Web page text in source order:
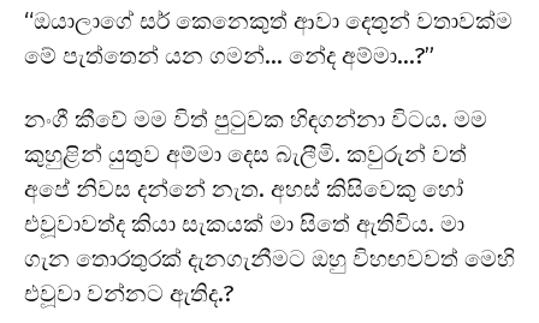
“ඔයාලාගේ සර් කෙනෙකුත් ආවා දෙතුන් වතාවක්ම
මේ පැත්තෙන් යන ගමන්… නේද අම්මා…?”
නංගී කීවේ මම විත් පුටුවක හිඳගන්නා විටය. මම
කුහුළින් යුතුව අම්මා දෙස බැලීමි. කවුරුන් වත්
අපේ නිවස දන්නේ නැත. අහස් කිසිවෙකු හෝ
එවූවාවත්ද කියා සැකයක් මා සිතේ ඇතිවිය. මා
ගැන තොරතුරක් දැනගැනීමට ඔහු විහඟවවත් මෙහි
එවූවා වන්නට ඇතිද.?